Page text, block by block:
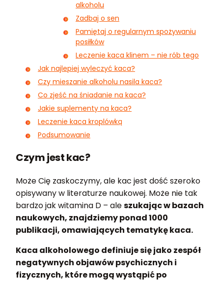
alkoholu
Zadbaj o sen
Pamiętaj o regularnym spożywaniu
posiłków
Leczenie kaca klinem – nie rób tego
Jak najlepiej wyleczyć kaca?
Czy mieszanie alkoholu nasila kaca?
Co zjeść na śniadanie na kaca?
Jakie suplementy na kaca?
Leczenie kaca kroplówką
Podsumowanie
Czym jest kac?
Może Cię zaskoczymy, ale kac jest dość szeroko
opisywany w literaturze naukowej. Może nie tak
bardzo jak witamina D – aleszukając w bazach
naukowych, znajdziemy ponad 1000
publikacji, omawiających tematykę kaca.
Kaca alkoholowego definiuje się jako zespół
negatywnych objawów psychicznych i
fizycznych, które mogą wystąpić po